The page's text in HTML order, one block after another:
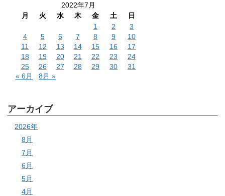
2022年7月
月
火 水 木 金 土
日
1
2
3
4
5 6 7 8 9
10
11
12 13 14 15 16
17
18
19 20 21 22 23
24
25
26 27 28 29 30
31
« 6月
8月 »
アーカイブ
2026年
8月
7月
6月
5月
4月